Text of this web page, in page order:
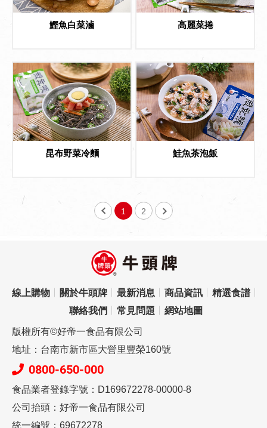
鰹魚白菜滷 高麗菜捲
昆布野菜冷麵 鮭魚茶泡飯
1 2
線上購物 關於牛頭牌 最新消息 商品資訊
精選食譜
聯絡我們
常見問題 網站地圖
版權所有©好帝一食品有限公司
地址：台南市新市區大營里豐榮160號
0800-650-000
食品業者登錄字號：D169672278-00000-8
公司抬頭：好帝一食品有限公司
統一編號：69672278